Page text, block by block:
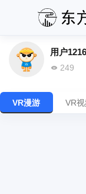
用户
249
VR漫游 VR视